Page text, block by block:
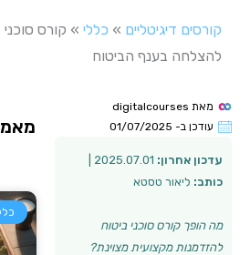
קורסים דיגיטליים » כללי » קורס
להצלחה בענף הביטוח
מאת
עודכן ב- 01/07/2025
עדכון אחרון:
כותב: ליאור טסטא
מה הופך קורס סוכני ביטוח
להזדמנות מקצועית מצוינת?